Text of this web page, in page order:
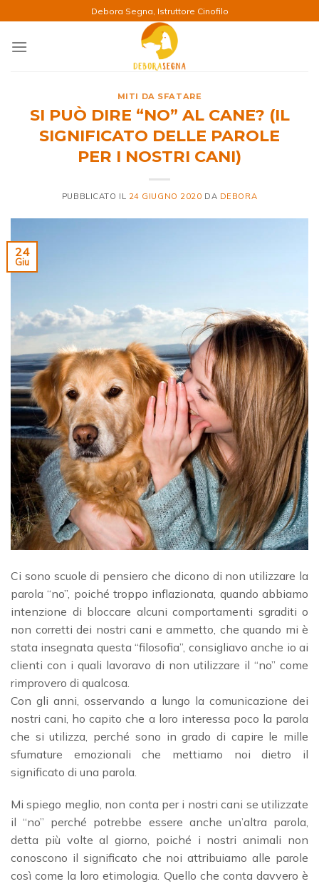
ai
contenuti
Debora Segna, Istruttore Cinofilo
MITI DA SFATARE
SI PUÒ DIRE “NO” AL CANE? (IL
SIGNIFICATO DELLE PAROLE
PER I NOSTRI CANI)
PUBBLICATO IL 24 GIUGNO 2020 DA DEBORA
24
Giu
Ci sono scuole di pensiero che dicono di non utilizzare la
parola “no”, poiché troppo inflazionata, quando abbiamo
intenzione di bloccare alcuni comportamenti sgraditi o
non corretti dei nostri cani e ammetto, che quando mi è
stata insegnata questa “filosofia”, consigliavo anche io ai
clienti con i quali lavoravo di non utilizzare il “no” come
rimprovero di qualcosa.
Con gli anni, osservando a lungo la comunicazione dei
nostri cani, ho capito che a loro interessa poco la parola
che si utilizza, perché sono in grado di capire le mille
sfumature emozionali che mettiamo noi dietro il
significato di una parola.
Mi spiego meglio, non conta per i nostri cani se utilizzate
il “no” perché potrebbe essere anche un’altra parola,
detta più volte al giorno, poiché i nostri animali non
conoscono il significato che noi attribuiamo alle parole
così come la loro etimologia. Quello che conta davvero è